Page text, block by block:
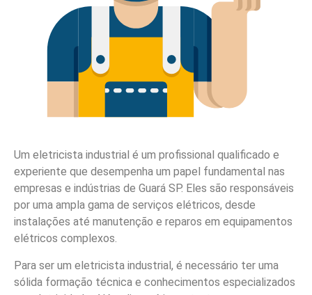
Um eletricista industrial é um profissional qualificado e
experiente que desempenha um papel fundamental nas
empresas e indústrias de Guará SP. Eles são responsáveis
por uma ampla gama de serviços elétricos, desde
instalações até manutenção e reparos em equipamentos
elétricos complexos.
Para ser um eletricista industrial, é necessário ter uma
sólida formação técnica e conhecimentos especializados